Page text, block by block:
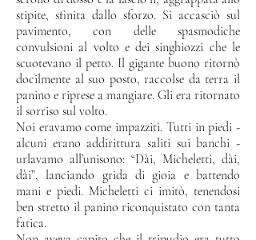
stipite, sfinita dallo sforzo. Si accasciò sul
pavimento, con delle spasmodiche
convulsioni al volto e dei singhiozzi che le
scuotevano il petto. Il gigante buono ritornò
docilmente al suo posto, raccolse da terra il
panino e riprese a mangiare. Gli era ritornato
il sorriso sul volto.
Noi eravamo come impazziti. Tutti in piedi -
alcuni erano addirittura saliti sui banchi -
urlavamo all’unisono: “Dài, Micheletti, dài,
dài”, lanciando grida di gioia e battendo
mani e piedi. Micheletti ci imitò, tenendosi
ben stretto il panino riconquistato con tanta
fatica.